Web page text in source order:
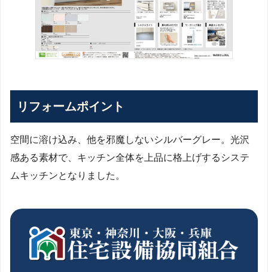
リフォームポイント
空間に溶け込み、他を邪魔しないシルバーグレー。光沢
感ある素材で、キッチン全体を上品に格上げするシステ
ムキッチンとなりました。